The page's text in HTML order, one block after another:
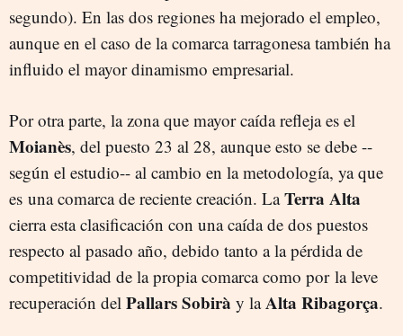
segundo). En las dos regiones ha mejorado el empleo,
aunque en el caso de la comarca tarragonesa también ha
influido el mayor dinamismo empresarial.
Por otra parte, la zona que mayor caída refleja es el
Moianès, del puesto 23 al 28, aunque esto se debe --
según el estudio-- al cambio en la metodología, ya que
es una comarca de reciente creación. LaTerra Alta
cierra esta clasificación con una caída de dos puestos
respecto al pasado año, debido tanto a la pérdida de
competitividad de la propia comarca como por la leve
recuperación del Pallars Sobirà y laAlta Ribagorça.